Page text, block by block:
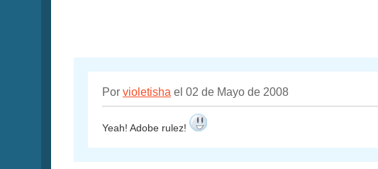
Por violetisha el 02 de Mayo de 2008
Yeah! Adobe rulez!